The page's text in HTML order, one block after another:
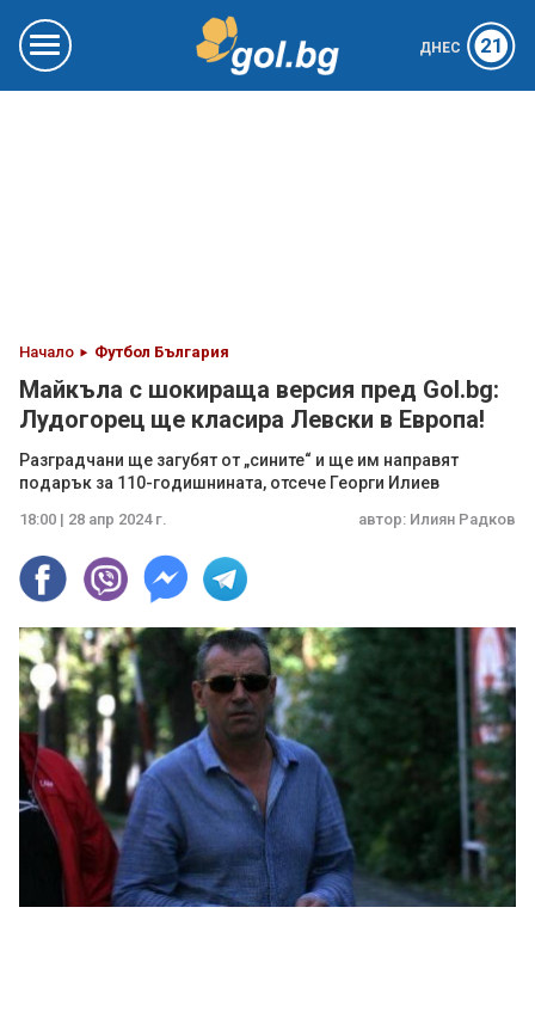
ДНЕС 21
Начало Футбол България
Майкъла с шокираща версия пред Gol.bg:
Лудогорец ще класира Левски в Европа!
Разградчани ще загубят от „сините“ и ще им направят
подарък за 110-годишнината, отсече Георги Илиев
18:00 | 28 апр 2024 г. автор: Илиян Радков